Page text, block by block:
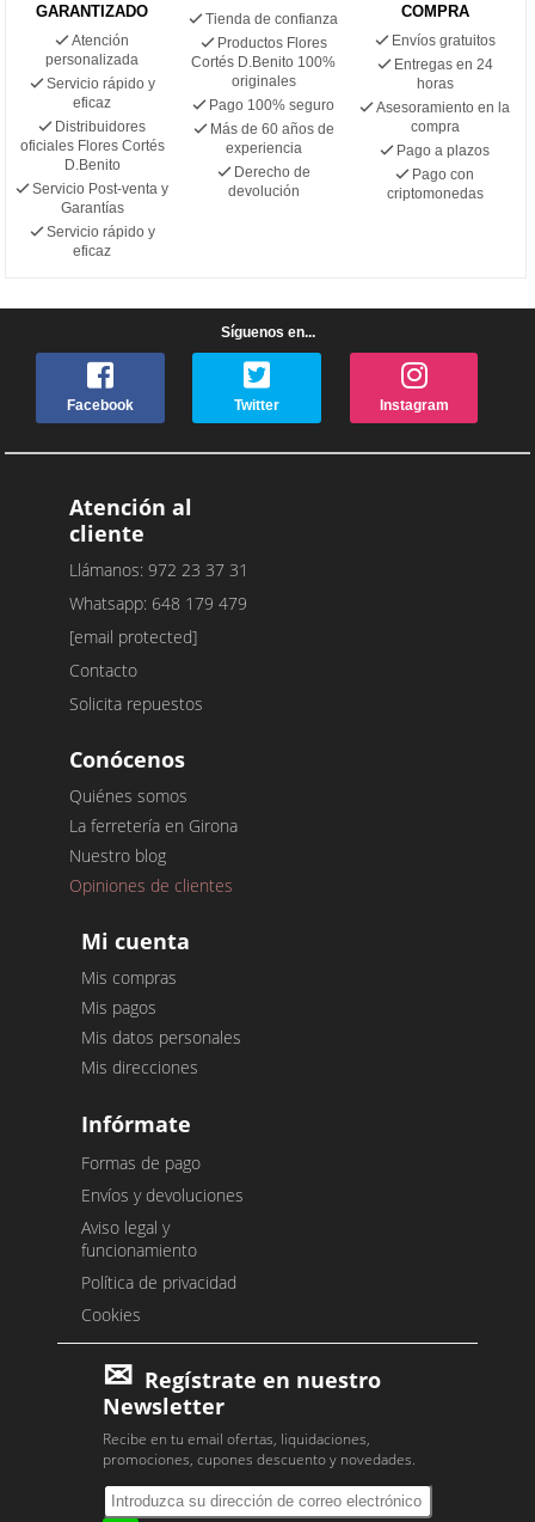
GARANTIZADO
Atención
personalizada
Servicio rápido y
eficaz
Distribuidores
oficiales Flores Cortés
D.Benito
Servicio Post-venta y
Garantías
Servicio rápido y
eficaz
Tienda de confianza
Productos Flores
Cortés D.Benito 100%
originales
Pago 100% seguro
Más de 60 años de
experiencia
Derecho de
devolución
COMPRA
Envíos gratuitos
Entregas en 24
horas
Asesoramiento en la
compra
Pago a plazos
Pago con
criptomonedas
Síguenos en...
Facebook Twitter Instagram
Atención al
cliente
Llámanos: 972 23 37 31
Whatsapp: 648 179 479
[email protected]
Contacto
Solicita repuestos
Conócenos
Quiénes somos
La ferretería en Girona
Nuestro blog
Opiniones de clientes
Mi cuenta
Mis compras
Mis pagos
Mis datos personales
Mis direcciones
Infórmate
Formas de pago
Envíos y devoluciones
Aviso legal y
funcionamiento
Política de privacidad
Cookies
Regístrate en nuestro
Newsletter
Recibe en tu email ofertas, liquidaciones,
promociones, cupones descuento y novedades.